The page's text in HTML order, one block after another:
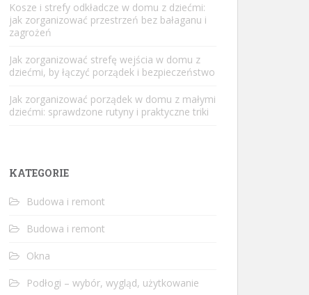
Kosze i strefy odkładcze w domu z dziećmi:
jak zorganizować przestrzeń bez bałaganu i
zagrożeń
Jak zorganizować strefę wejścia w domu z
dziećmi, by łączyć porządek i bezpieczeństwo
Jak zorganizować porządek w domu z małymi
dziećmi: sprawdzone rutyny i praktyczne triki
KATEGORIE
Budowa i remont
Budowa i remont
Okna
Podłogi – wybór, wygląd, użytkowanie